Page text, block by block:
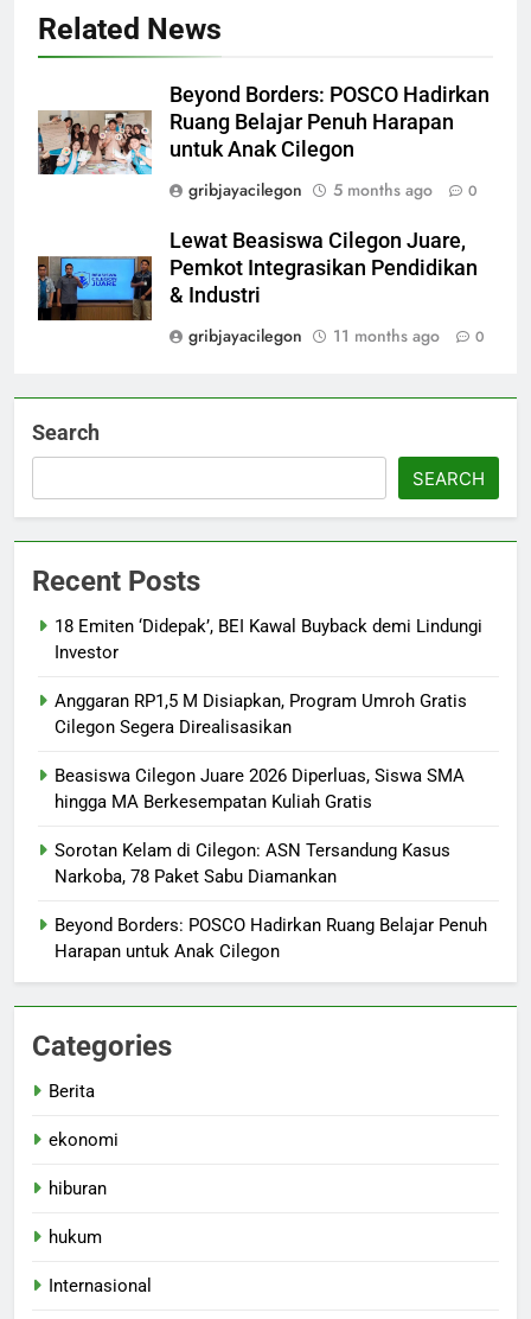
Related News
Beyond Borders: POSCO Hadirkan
Ruang Belajar Penuh Harapan
untuk Anak Cilegon
gribjayacilegon
5 months ago 0
Lewat Beasiswa Cilegon Juare,
Pemkot Integrasikan Pendidikan
& Industri
gribjayacilegon
11 months ago 0
Search
SEARCH
Recent Posts
18 Emiten ‘Didepak’, BEI Kawal Buyback demi Lindungi
Investor
Anggaran RP1,5 M Disiapkan, Program Umroh Gratis
Cilegon Segera Direalisasikan
Beasiswa Cilegon Juare 2026 Diperluas, Siswa SMA
hingga MA Berkesempatan Kuliah Gratis
Sorotan Kelam di Cilegon: ASN Tersandung Kasus
Narkoba, 78 Paket Sabu Diamankan
Beyond Borders: POSCO Hadirkan Ruang Belajar Penuh
Harapan untuk Anak Cilegon
Categories
Berita
ekonomi
hiburan
hukum
Internasional